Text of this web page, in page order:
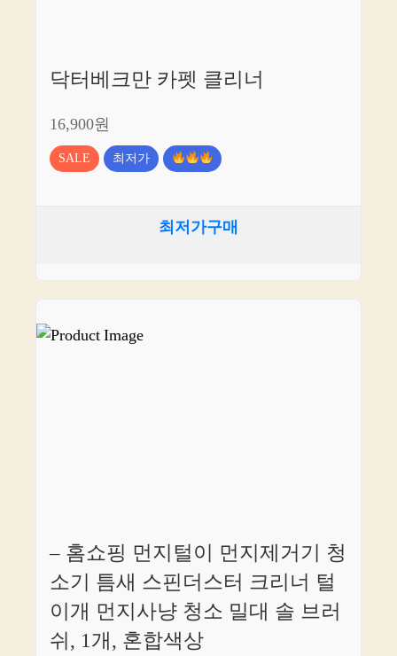
닥터베크만 카펫 클리너
16,900원
SALE 최저가
최저가구매
– 홈쇼핑 먼지털이 먼지제거기 청
소기 틈새 스핀더스터 크리너 털
이개 먼지사냥 청소 밀대 솔 브러
쉬, 1개, 혼합색상